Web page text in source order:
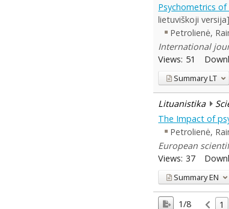
Psychometrics of
lietuviškoji versija]
Petrolienė,
International
Views: 51
SummaryLT
Lituanistika
The Impact of
Petrolienė,
European
Views: 37
SummaryEN
1/8 1